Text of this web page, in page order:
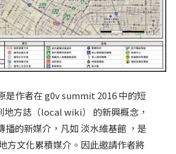
是作者在 g0v summit 2016 中的短
地方誌（local wiki） 的新興概念，
播的新媒介，凡如 淡水維基館 ，是
方文化累積媒介。因此邀請作者將